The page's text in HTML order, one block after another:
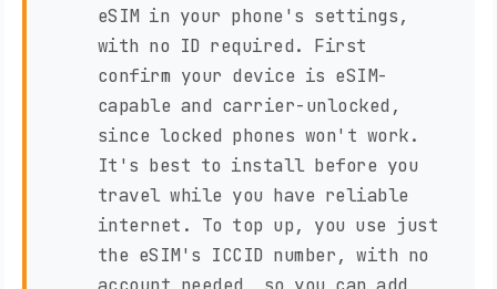
eSIM in your phone's settings,
with no ID required. First
confirm your device is eSIM-
capable and carrier-unlocked,
since locked phones won't work.
It's best to install before you
travel while you have reliable
internet. To top up, you use just
the eSIM's ICCID number, with no